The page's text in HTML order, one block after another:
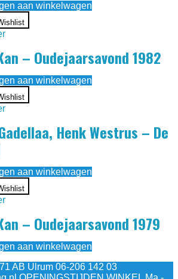
aan winkelwagen
– Oudejaarsavond 1982
aan winkelwagen
Henk Westrus – De
aan winkelwagen
– Oudejaarsavond 1979
aan winkelwagen
AB Ulrum 06-206 142 03